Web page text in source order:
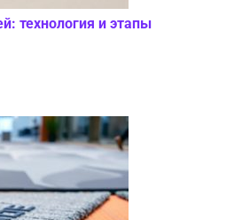
технология и этапы